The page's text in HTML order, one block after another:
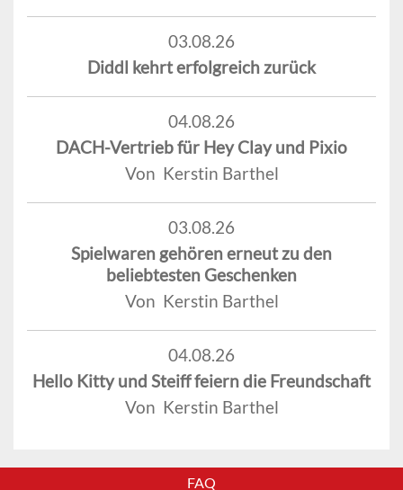
03.08.26
Diddl kehrt erfolgreich zurück
04.08.26
DACH-Vertrieb für Hey Clay und Pixio
Von Kerstin Barthel
03.08.26
Spielwaren gehören erneut zu den
beliebtesten Geschenken
Von Kerstin Barthel
04.08.26
Hello Kitty und Steiff feiern die Freundschaft
Von Kerstin Barthel
FAQ